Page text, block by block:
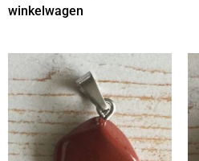
winkelwagen